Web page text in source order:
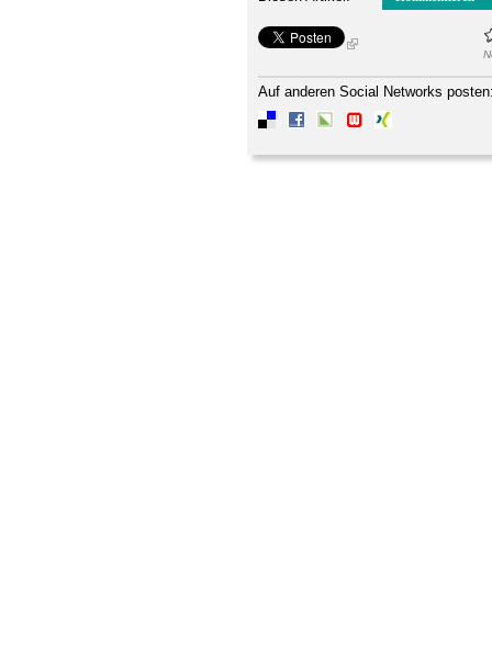
Auf anderen Social Networks